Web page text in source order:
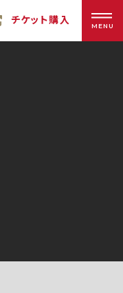
チケット購入 MENU